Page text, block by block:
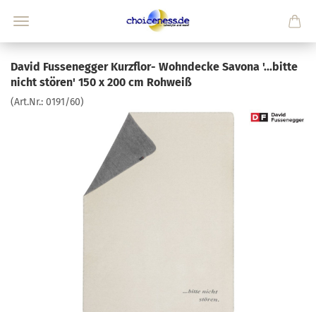
David Fussenegger Kurzflor- Wohndecke Savona '...bitte
nicht stören' 150 x 200 cm Rohweiß
(Art.Nr.: 0191/60)